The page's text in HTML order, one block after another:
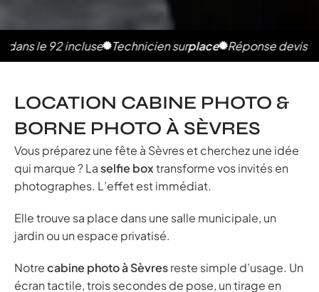
92 incluse Technicien surplace Réponse devis en 2h
LOCATION CABINE PHOTO &
BORNE PHOTO À SÈVRES
Vous préparez une fête à Sèvres et cherchez une idée
qui marque ? Laselfie boxtransforme vos invités en
photographes. L’effet est immédiat.
Elle trouve sa place dans une salle municipale, un
jardin ou un espace privatisé.
Notrecabine photo à Sèvresreste simple d’usage. Un
écran tactile, trois secondes de pose, un tirage en